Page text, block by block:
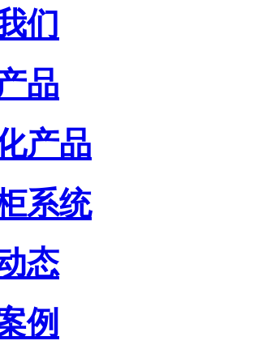
们
品
产品
系统
态
例